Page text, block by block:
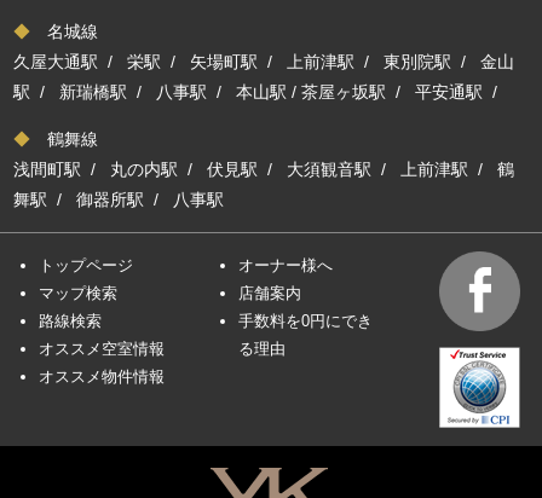
◆ 名城線
久屋大通駅 /栄駅 / 矢場町駅 / 上前津駅 /東別院駅 /金山
駅 / 新瑞橋駅 / 八事駅 /本山駅 /茶屋ヶ坂駅 /平安通駅 /
◆ 鶴舞線
浅間町駅 / 丸の内駅 /伏見駅 / 大須観音駅 / 上前津駅 /鶴
舞駅 /御器所駅 / 八事駅
トップページ
マップ検索
路線検索
オススメ空室情報
オススメ物件情報
オーナー様へ
店舗案内
手数料を0円にでき
る理由